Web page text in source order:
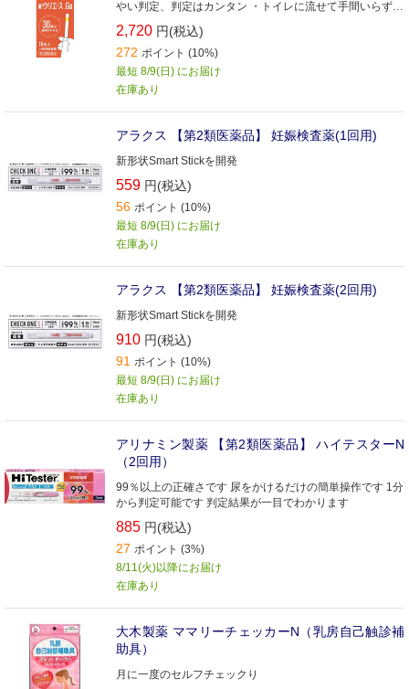
やい判定、判定はカンタン ・トイレに流せて手間いらず
合、インジケーターがお知らせ
2,720 円(税込)
272 ポイント (10%)
最短 8/9(日) にお届け
在庫あり
アラクス 【第2類医薬品】 妊娠検査薬(1回用)
新形状Smart Stickを開発
559 円(税込)
56 ポイント (10%)
最短 8/9(日) にお届け
在庫あり
アラクス 【第2類医薬品】 妊娠検査薬(2回用)
新形状Smart Stickを開発
910 円(税込)
91 ポイント (10%)
最短 8/9(日) にお届け
在庫あり
アリナミン製薬 【第2類医薬品】 ハイテスターN
（2回用）
99％以上の正確さです 尿をかけるだけの簡単操作です 1分
から判定可能です 判定結果が一目でわかります
885 円(税込)
27 ポイント (3%)
8/11(火)以降にお届け
在庫あり
大木製薬 ママリーチェッカーN（乳房自己触診補
助具）
月に一度のセルフチェックり